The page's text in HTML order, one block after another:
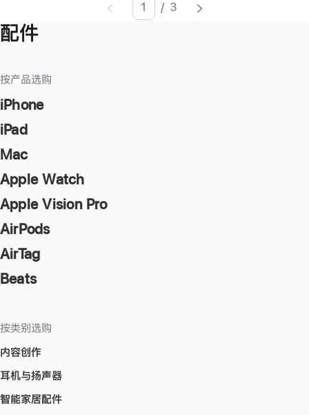
页 Enter
/ 3
配件
按产品选购
iPhone
iPad
Mac
Apple Watch
Apple Vision Pro
AirPods
AirTag
Beats
按类别选购
内容创作
耳机与扬声器
智能家居配件